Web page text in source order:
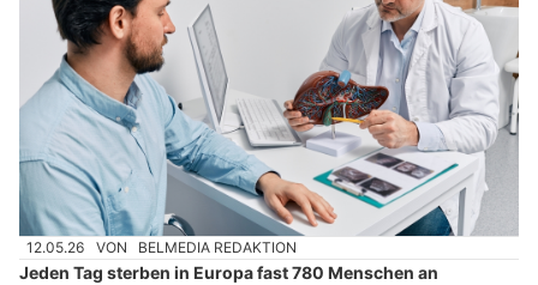
12.05.26 VON BELMEDIA REDAKTION
Jeden Tag sterben in Europa fast 780 Menschen an